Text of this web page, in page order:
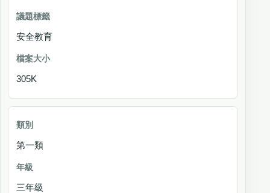
安全教育
305K
第一類
三年級